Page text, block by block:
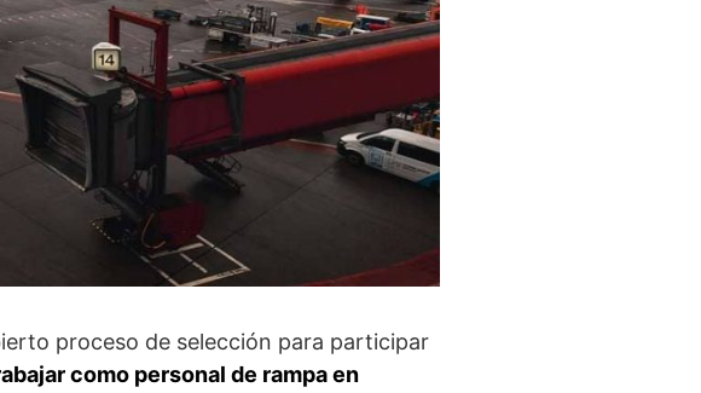
proceso de selección para participar
como personal de rampa en